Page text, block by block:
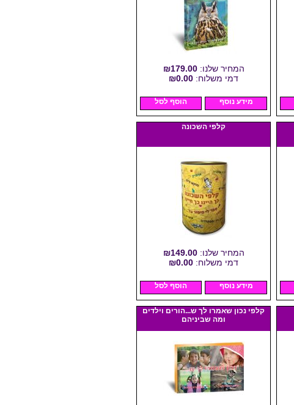
המחיר שלנו:₪179.00
דמי משלוח: ₪0.00
מידע נוסף הוסף לסל
קלפי השכונה
המחיר שלנו:₪149.00
דמי משלוח: ₪0.00
מידע נוסף הוסף לסל
קלפי נכון שאמרו לך ש...הורים וילדים
ומה שביניהם